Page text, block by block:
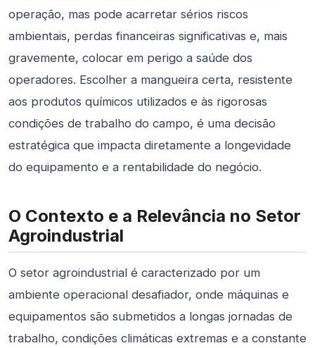
operação, mas pode acarretar sérios riscos
ambientais, perdas financeiras significativas e, mais
gravemente, colocar em perigo a saúde dos
operadores. Escolher a mangueira certa, resistente
aos produtos químicos utilizados e às rigorosas
condições de trabalho do campo, é uma decisão
estratégica que impacta diretamente a longevidade
do equipamento e a rentabilidade do negócio.
O Contexto e a Relevância no Setor
Agroindustrial
O setor agroindustrial é caracterizado por um
ambiente operacional desafiador, onde máquinas e
equipamentos são submetidos a longas jornadas de
trabalho, condições climáticas extremas e a constante